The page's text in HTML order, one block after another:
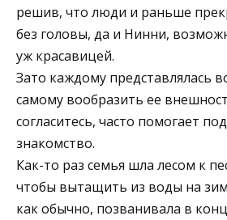
решив, что люди и раньше
без головы, да и Нинни,
уж красавицей.
Зато каждому представлялась
самому вообразить ее
согласитесь, часто помогает
знакомство.
Как-то раз семья шла лесом к
чтобы вытащить из воды на
как обычно, позванивала в